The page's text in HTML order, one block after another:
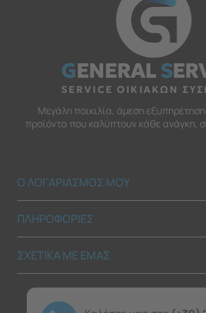
GENERALS
SERVICE ΟΙΚΙΑΚΩΝ
Μεγάλη ποικιλία, άμεση
προϊόντα που καλύπτουν κάθε ανάγκη,
Ο ΛΟΓΑΡΙΑΣΜΟΣ ΜΟΥ
ΠΛΗΡΟΦΟΡΙΕΣ
ΣΧΕΤΙΚΑ ΜΕ ΕΜΑΣ